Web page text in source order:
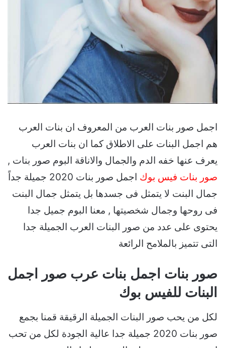
اجمل صور بنات العرب من المعروف ان بنات العرب
هم اجمل البنات على الاطلاق كما ان بنات العرب
يعرف عنها خفه الدم والجمال والاناقة البوم صور بنات ,
صور بنات فيس بوك
اجمل صور بنات 2020 جميلة جداً
جمال البنت لا يتمثل فى جسدها بل يتمثل جمال البنت
فى روحها وجمال شخصيتها , معنا البوم جميل جدا
يحتوى على عدد من صور البنات العرب الجميلة جدا
التى تتميز بالملامح الرائعة
صور بنات اجمل بنات عرب صور اجمل
البنات للفيس بوك
لكل من يحب صور البنات الجميلة الرقيقة قمنا بجمع
صور بنات 2020 جميلة جدا عالية الجودة لكل من تحب